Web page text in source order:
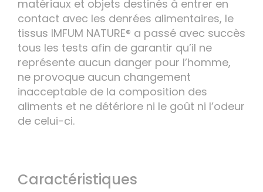
matériaux et objets destinés à entrer en
contact avec les denrées alimentaires, le
tissus IMFUM NATURE® a passé avec succès
tous les tests afin de garantir qu’il ne
représente aucun danger pour l’homme,
ne provoque aucun changement
inacceptable de la composition des
aliments et ne détériore ni le goût ni l’odeur
de celui-ci.
Caractéristiques